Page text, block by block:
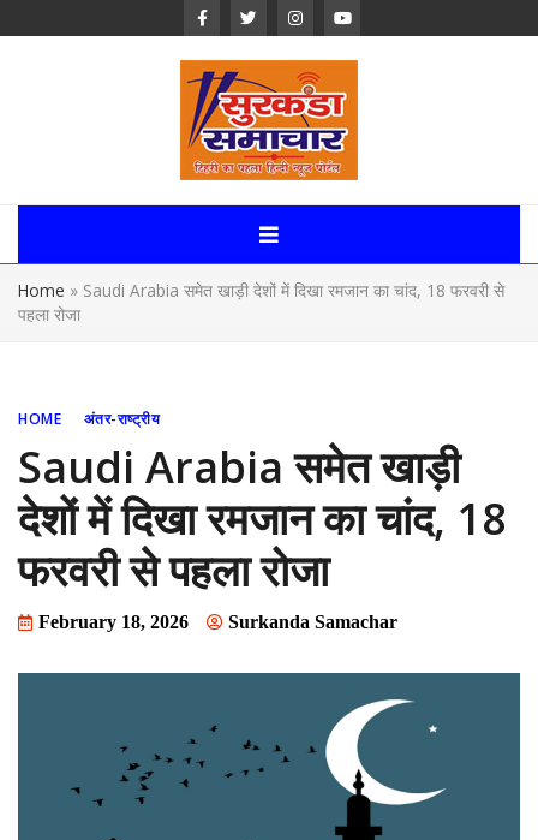
Surkanda
Samachar:
Uttarakhand,
Home » Saudi Arabia समेत खाड़ी देशों में दिखा रमजान का चांद, 18 फरवरी से
पहला रोजा
HOME अंतर-राष्ट्रीय
Saudi Arabia समेत खाड़ी
देशों में दिखा रमजान का चांद, 18
फरवरी से पहला रोजा
February 18, 2026 Surkanda Samachar